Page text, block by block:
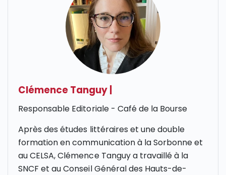
Clémence Tanguy
Responsable Editoriale - Café de la Bourse
Après des études littéraires et une double
formation en communication à la Sorbonne et
au CELSA, Clémence Tanguy a travaillé à la
SNCF et au Conseil Général des Hauts-de-